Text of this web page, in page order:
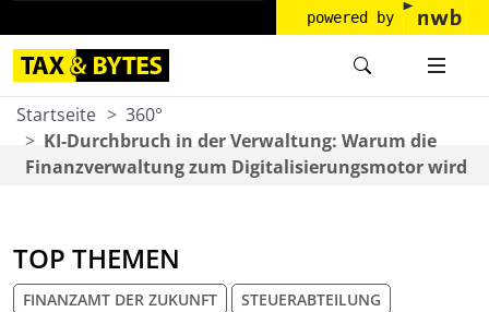
powered by
Startseite
360°
KI-Durchbruch in der Verwaltung: Warum die
Finanzverwaltung zum Digitalisierungsmotor wird
TOP THEMEN
FINANZAMT DER ZUKUNFT
STEUERABTEILUNG